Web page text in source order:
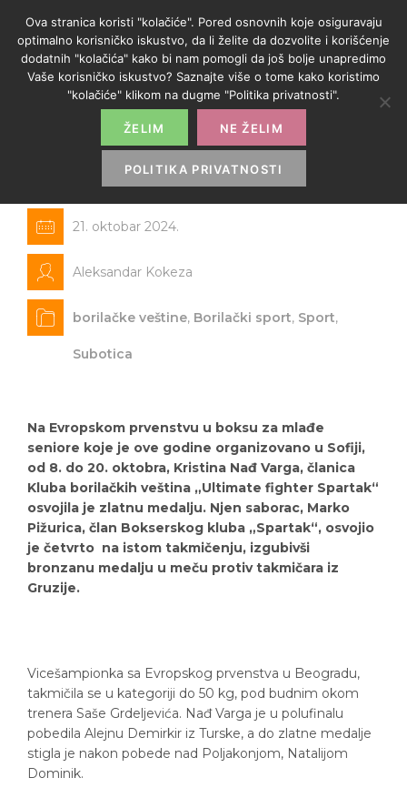
Subotičanka Kristina Nađ Varga
je nova Evropska prvakinja
21. oktobar 2024.
Aleksandar Kokeza
borilačke veštine, Borilački sport, Sport,
Subotica
Na Evropskom prvenstvu u boksu za mlađe
seniore koje je ove godine organizovano u Sofiji,
od 8. do 20. oktobra, Kristina Nađ Varga, članica
Kluba borilačkih veština „Ultimate fighter Spartak“
osvojila je zlatnu medalju. Njen saborac, Marko
Pižurica, član Bokserskog kluba „Spartak“, osvojio
je četvrto na istom takmičenju, izgubivši
bronzanu medalju u meču protiv takmičara iz
Gruzije.
Vicešampionka sa Evropskog prvenstva u Beogradu,
takmičila se u kategoriji do 50 kg, pod budnim okom
trenera Saše Grdeljevića. Nađ Varga je u polufinalu
pobedila Alejnu Demirkir iz Turske, a do zlatne medalje
stigla je nakon pobede nad Poljakonjom, Natalijom
Dominik.
Ova stranica koristi "kolačiće". Pored osnovnih koje osiguravaju
optimalno korisničko iskustvo, da li želite da dozvolite i korišćenje
dodatnih "kolačića" kako bi nam pomogli da još bolje unapredimo
Vaše korisničko iskustvo? Saznajte više o tome kako koristimo
"kolačiće" klikom na dugme "Politika privatnosti".
ŽELIM NE ŽELIM
POLITIKA PRIVATNOSTI